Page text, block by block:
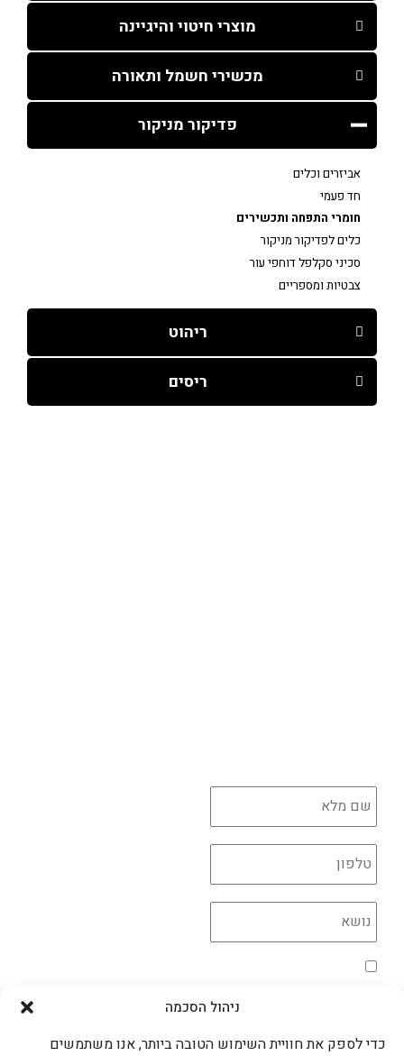
ניהול הסכמה
כדי לספק את חוויית השימוש הטובה ביותר, אנו משתמשים
מוצרי חיטוי והיגיינה
מכשירי חשמל ותאורה
פדיקור מניקור
אביזרים וכלים
חד פעמי
חומרי התפחה ותכשירים
כלים לפדיקור מניקור
סכיני סקלפל דוחפי עור
צבטיות ומספריים
ריהוט
ריסים
שליחה >
עדידה גם ברשתות החברתיות